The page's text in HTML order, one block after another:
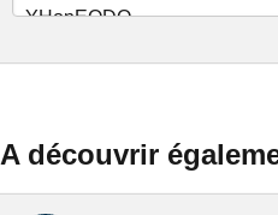
A découvrir